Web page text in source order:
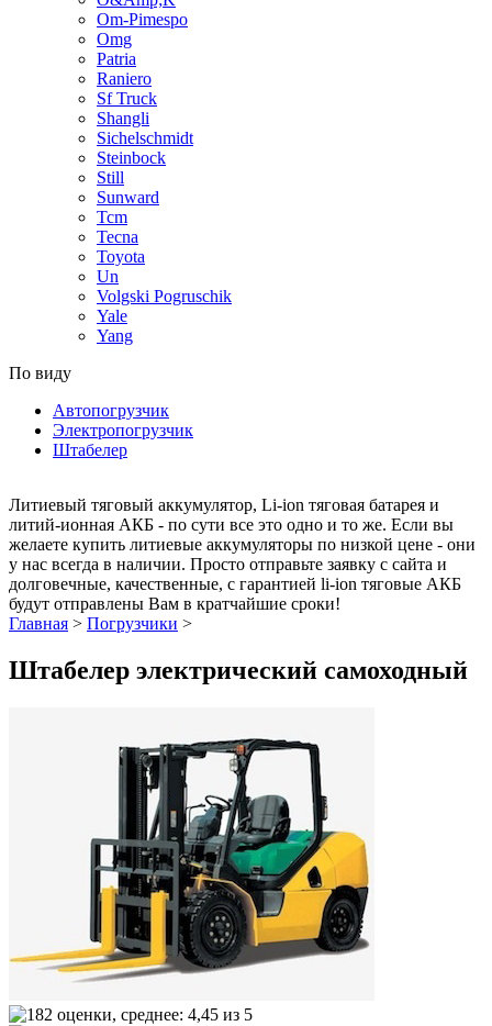
Om-Pimespo
Omg
Patria
Raniero
Sf Truck
Shangli
Sichelschmidt
Steinbock
Still
Sunward
Tcm
Tecna
Toyota
Un
Volgski Pogruschik
Yale
Yang
По виду
Автопогрузчик
Электропогрузчик
Штабелер
Литиевый тяговый аккумулятор, Li-ion тяговая батарея и
литий-ионная АКБ - по сути все это одно и то же. Если вы
желаете купить литиевые аккумуляторы по низкой цене - они
у нас всегда в наличии. Просто отправьте заявку с сайта и
долговечные, качественные, с гарантией li-ion тяговые АКБ
будут отправлены Вам в кратчайшие сроки!
Главная > Погрузчики >
Штабелер электрический самоходный